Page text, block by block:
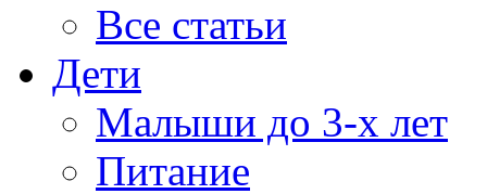
Все статьи
Дети
Малыши до 3-х лет
Питание